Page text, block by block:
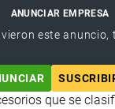
ANUNCIAR EMPRESA
este anuncio,
que se